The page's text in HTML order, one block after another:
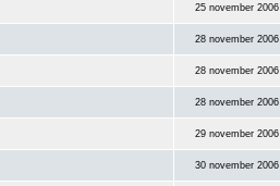
25 november 2006
28 november 2006
28 november 2006
28 november 2006
29 november 2006
30 november 2006